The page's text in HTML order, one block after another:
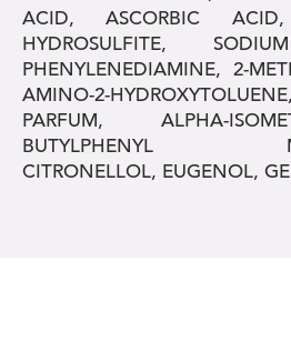
ACID, ASCORBIC
HYDROSULFITE,
PHENYLENEDIAMINE, 2-
AMINO-2-
PARFUM, ALPHA-
BUTYLPHENYL
CITRONELLOL, EUGENOL,